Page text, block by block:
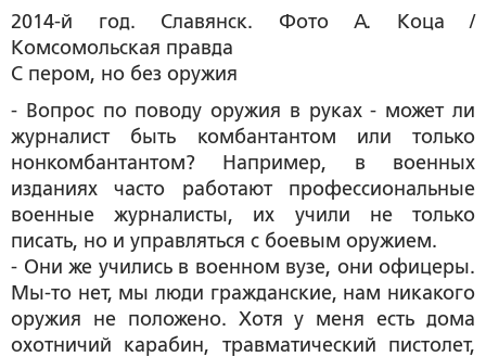
2014-й год. Славянск. Фото А. Коца /
Комсомольская правда
С пером, но без оружия
- Вопрос по поводу оружия в руках - может ли
журналист быть комбантантом или только
нонкомбантантом? Например, в военных
изданиях часто работают профессиональные
военные журналисты, их учили не только
писать, но и управляться с боевым оружием.
- Они же учились в военном вузе, они офицеры.
Мы-то нет, мы люди гражданские, нам никакого
оружия не положено. Хотя у меня есть дома
охотничий карабин, травматический пистолет,